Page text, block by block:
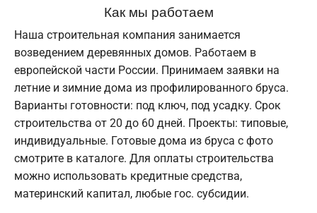
Как мы работаем
Наша строительная компания занимается
возведением деревянных домов. Работаем в
европейской части России. Принимаем заявки на
летние и зимние дома из профилированного бруса.
Варианты готовности: под ключ, под усадку. Срок
строительства от 20 до 60 дней. Проекты: типовые,
индивидуальные. Готовые дома из бруса с фото
смотрите в каталоге. Для оплаты строительства
можно использовать кредитные средства,
материнский капитал, любые гос. субсидии.